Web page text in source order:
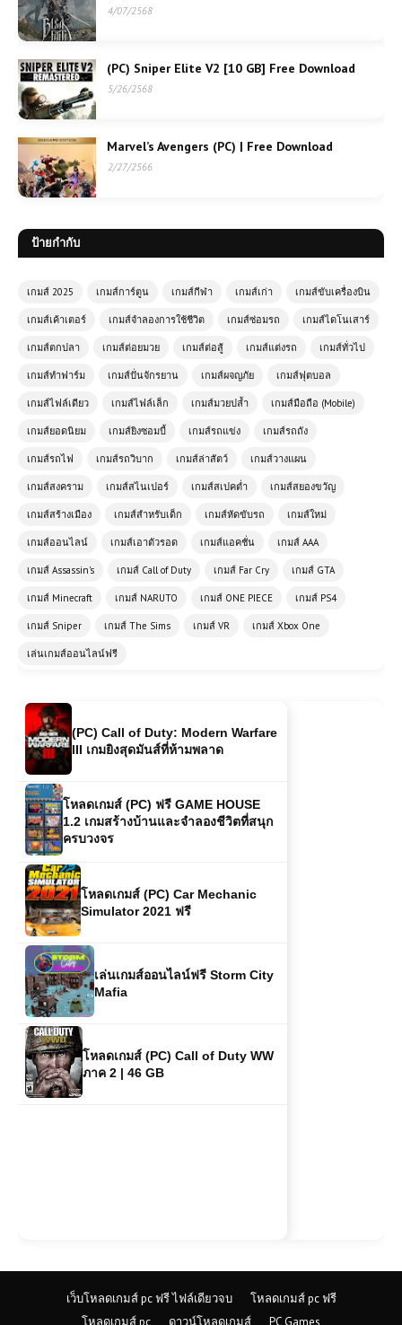
4/07/2568
(PC) Sniper Elite V2 [10 GB] Free Download
5/26/2568
Marvel’s Avengers (PC) | Free Download
2/27/2566
ป้ายกำกับ
เกมส์ 2025 เกมส์การ์ตูน เกมส์กีฬา เกมส์เก่า เกมส์ขับเครื่องบิน
เกมส์เค้าเตอร์ เกมส์จำลองการใช้ชีวิต เกมส์ซ่อมรถ เกมส์ไดโนเสาร์
เกมส์ตกปลา เกมส์ต่อยมวย เกมส์ต่อสู้ เกมส์แต่งรถ เกมส์ทั่วไป
เกมส์ทำฟาร์ม เกมส์ปั่นจักรยาน เกมส์ผจญภัย เกมส์ฟุตบอล
เกมส์ไฟล์เดียว เกมส์ไฟล์เล็ก เกมส์มวยปล้ำ เกมส์มือถือ (Mobile)
เกมส์ยอดนิยม เกมส์ยิงซอมบี้ เกมส์รถแข่ง เกมส์รถถัง
เกมส์รถไฟ เกมส์รถวิบาก เกมส์ล่าสัตว์ เกมส์วางแผน
เกมส์สงคราม เกมส์สไนเปอร์ เกมส์สเปคต่ำ เกมส์สยองขวัญ
เกมส์สร้างเมือง เกมส์สำหรับเด็ก เกมส์หัดขับรถ เกมส์ใหม่
เกมส์ออนไลน์ เกมส์เอาตัวรอด เกมส์แอคชั่น เกมส์ AAA
เกมส์ Assassin's เกมส์ Call of Duty เกมส์ Far Cry เกมส์ GTA
เกมส์ Minecraft เกมส์ NARUTO เกมส์ ONE PIECE เกมส์ PS4
เกมส์ Sniper เกมส์ The Sims เกมส์ VR เกมส์ Xbox One
เล่นเกมส์ออนไลน์ฟรี
(PC) MONSTER HUNTER RISE
Sunbreak | Free Download
โหลดเกมส์ (PC) Naruto Shippuden
WARHAMMER เกมส์สงครามยกทัพตี
(PC) Call of Duty: Modern Warfare
III เกมยิงสุดมันส์ที่ห้ามพลาด
โหลดเกมส์ (PC) ฟรี GAME HOUSE
1.2 เกมสร้างบ้านและจำลองชีวิตที่สนุก
ครบวงจร
โหลดเกมส์ (PC) Car Mechanic
Simulator 2021 ฟรี
เล่นเกมส์ออนไลน์ฟรี Storm City
Mafia
โหลดเกมส์ (PC) Call of Duty WW
ภาค 2 | 46 GB
เว็บโหลดเกมส์ pc ฟรี ไฟล์เดียวจบ
โหลดเกมส์ pc ฟรี
โหลดเกมส์ pc
ดาวน์โหลดเกมส์ PC Games